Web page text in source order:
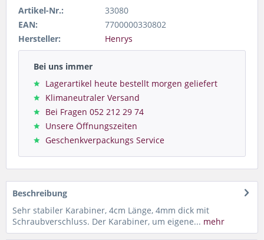
Artikel-Nr.:
33080
EAN:
7700000330802
Hersteller:
Henrys
Bei uns immer
Lagerartikel heute bestellt morgen geliefert
Klimaneutraler Versand
Bei Fragen 052 212 29 74
Unsere Öffnungszeiten
Geschenkverpackungs Service
Beschreibung
Sehr stabiler Karabiner, 4cm Länge, 4mm dick mit
Schraubverschluss. Der Karabiner, um eigene... mehr